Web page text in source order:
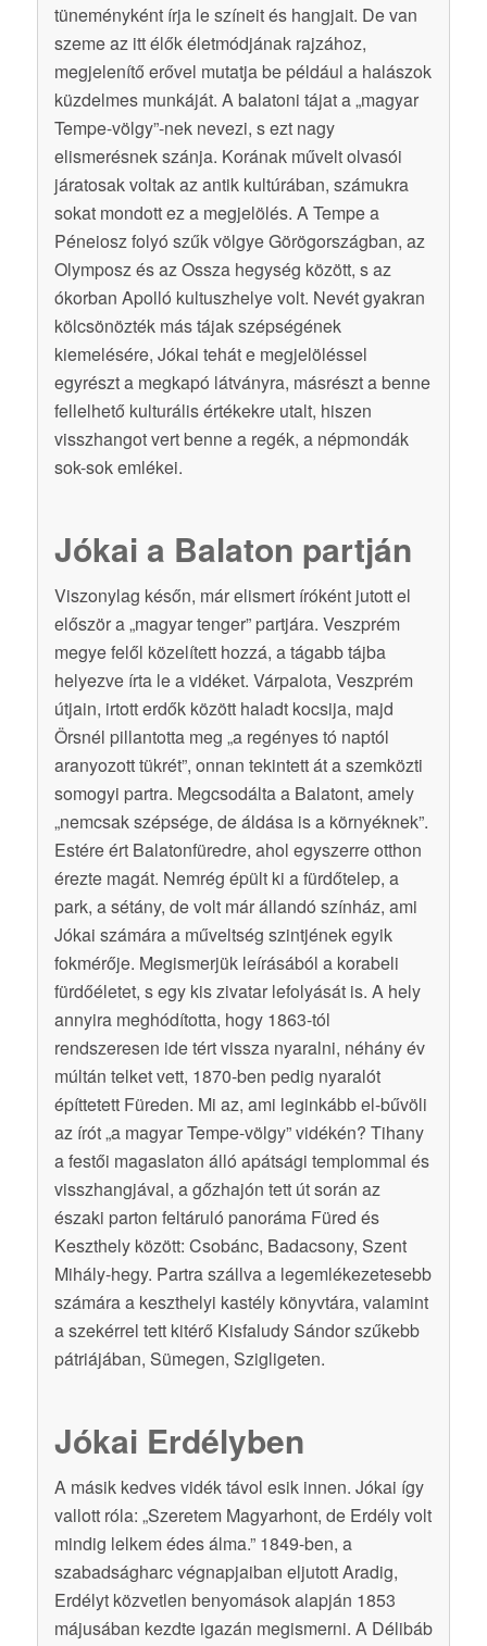
tüneményként írja le színeit és hangjait. De van
szeme az itt élők életmódjának rajzához,
megjelenítő erővel mutatja be például a halászok
küzdelmes munkáját. A balatoni tájat a „magyar
Tempe-völgy”-nek nevezi, s ezt nagy
elismerésnek szánja. Korának művelt olvasói
járatosak voltak az antik kultúrában, számukra
sokat mondott ez a megjelölés. A Tempe a
Péneiosz folyó szűk völgye Görögországban, az
Olymposz és az Ossza hegység között, s az
ókorban Apolló kultuszhelye volt. Nevét gyakran
kölcsönözték más tájak szépségének
kiemelésére, Jókai tehát e megjelöléssel
egyrészt a megkapó látványra, másrészt a benne
fellelhető kulturális értékekre utalt, hiszen
visszhangot vert benne a regék, a népmondák
sok-sok emlékei.
Jókai a Balaton partján
Viszonylag későn, már elismert íróként jutott el
először a „magyar tenger” partjára. Veszprém
megye felől közelített hozzá, a tágabb tájba
helyezve írta le a vidéket. Várpalota, Veszprém
útjain, irtott erdők között haladt kocsija, majd
Örsnél pillantotta meg „a regényes tó naptól
aranyozott tükrét”, onnan tekintett át a szemközti
somogyi partra. Megcsodálta a Balatont, amely
„nemcsak szépsége, de áldása is a környéknek”.
Estére ért Balatonfüredre, ahol egyszerre otthon
érezte magát. Nemrég épült ki a fürdőtelep, a
park, a sétány, de volt már állandó színház, ami
Jókai számára a műveltség szintjének egyik
fokmérője. Megismerjük leírásából a korabeli
fürdőéletet, s egy kis zivatar lefolyását is. A hely
annyira meghódította, hogy 1863-tól
rendszeresen ide tért vissza nyaralni, néhány év
múltán telket vett, 1870-ben pedig nyaralót
építtetett Füreden. Mi az, ami leginkább el-bűvöli
az írót „a magyar Tempe-völgy” vidékén? Tihany
a festői magaslaton álló apátsági templommal és
visszhangjával, a gőzhajón tett út során az
északi parton feltáruló panoráma Füred és
Keszthely között: Csobánc, Badacsony, Szent
Mihály-hegy. Partra szállva a legemlékezetesebb
számára a keszthelyi kastély könyvtára, valamint
a szekérrel tett kitérő Kisfaludy Sándor szűkebb
pátriájában, Sümegen, Szigligeten.
Jókai Erdélyben
A másik kedves vidék távol esik innen. Jókai így
vallott róla: „Szeretem Magyarhont, de Erdély volt
mindig lelkem édes álma.” 1849-ben, a
szabadságharc végnapjaiban eljutott Aradig,
Erdélyt közvetlen benyomások alapján 1853
májusában kezdte igazán megismerni. A Délibáb